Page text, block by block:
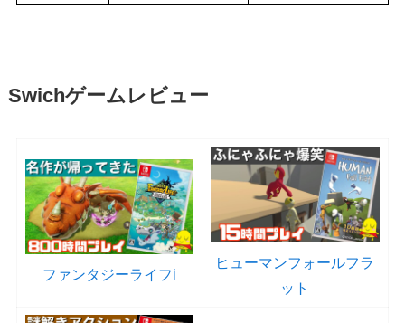
Swichゲームレビュー
ファンタジーライフi
ヒューマンフォールフラ
ット